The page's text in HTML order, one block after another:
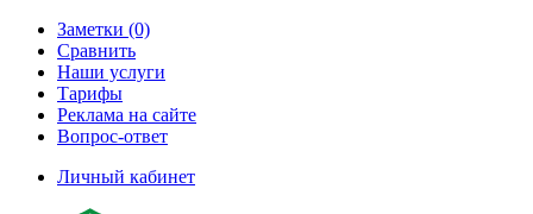
Заметки (0)
Сравнить
Наши услуги
Тарифы
Реклама на сайте
Вопрос-ответ
Личный кабинет